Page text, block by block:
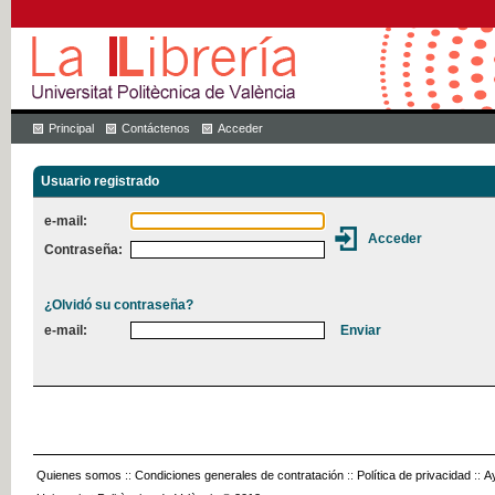
Principal Contáctenos Acceder
Usuario registrado
e-mail:
Contraseña:
¿Olvidó su contraseña?
e-mail:
Quienes somos :: Condiciones generales de contratación :: Política de privacidad ::